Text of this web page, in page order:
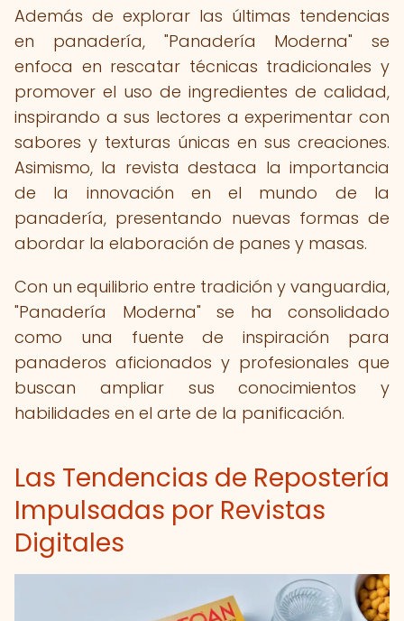
Además de explorar las últimas tendencias
en panadería, "Panadería Moderna" se
enfoca en rescatar técnicas tradicionales y
promover el uso de ingredientes de calidad,
inspirando a sus lectores a experimentar con
sabores y texturas únicas en sus creaciones.
Asimismo, la revista destaca la importancia
de la innovación en el mundo de la
panadería, presentando nuevas formas de
abordar la elaboración de panes y masas.
Con un equilibrio entre tradición y vanguardia,
"Panadería Moderna" se ha consolidado
como una fuente de inspiración para
panaderos aficionados y profesionales que
buscan ampliar sus conocimientos y
habilidades en el arte de la panificación.
Las Tendencias de Repostería
Impulsadas por Revistas
Digitales